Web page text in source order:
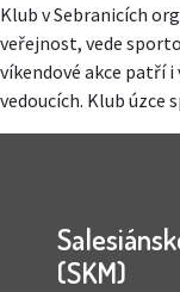
Klub v Sebranicích
veřejnost, vede
víkendové akce patří
vedoucích. Klub úzce
(SKM)